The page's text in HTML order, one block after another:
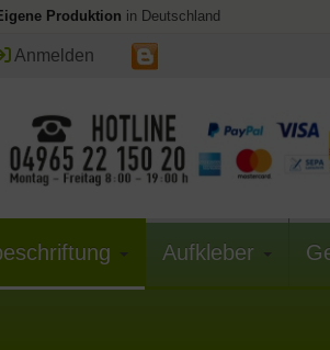
Produktion in Deutschland
Anmelden
Aufkleber